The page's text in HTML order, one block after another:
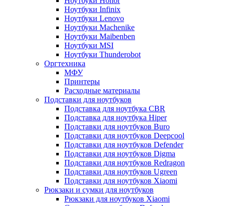
Ноутбуки Infinix
Ноутбуки Lenovo
Ноутбуки Machenike
Ноутбуки Maibenben
Ноутбуки MSI
Ноутбуки Thunderobot
Оргтехника
МФУ
Принтеры
Расходные материалы
Подставки для ноутбуков
Подставка для ноутбука CBR
Подставка для ноутбука Hiper
Подставки для ноутбуков Buro
Подставки для ноутбуков Deepcool
Подставки для ноутбуков Defender
Подставки для ноутбуков Digma
Подставки для ноутбуков Redragon
Подставки для ноутбуков Ugreen
Подставки для ноутбуков Xiaomi
Рюкзаки и сумки для ноутбуков
Рюкзаки для ноутбуков Xiaomi